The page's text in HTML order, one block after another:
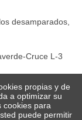
desamparados,
Cruce L-3
propias y de
a optimizar su
cookies para
puede permitir